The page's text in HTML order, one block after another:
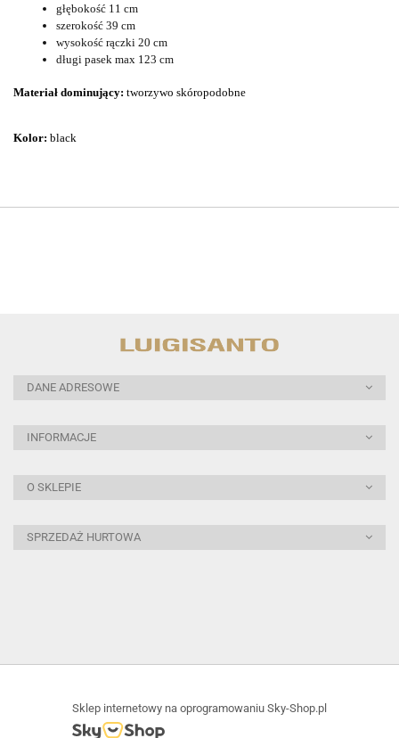
głębokość 11 cm
szerokość 39 cm
wysokość rączki 20 cm
długi pasek max 123 cm
Materiał dominujący: tworzywo skóropodobne
Kolor: black
DANE ADRESOWE
INFORMACJE
O SKLEPIE
SPRZEDAŻ HURTOWA
Sklep internetowy na oprogramowaniu Sky-Shop.pl